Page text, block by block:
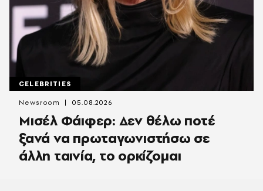
CELEBRITIES
Μισέλ Φάιφερ: Δεν θέλω ποτέ
ξανά να πρωταγωνιστήσω σε
άλλη ταινία, το ορκίζομαι
Newsroom 05.08.2026